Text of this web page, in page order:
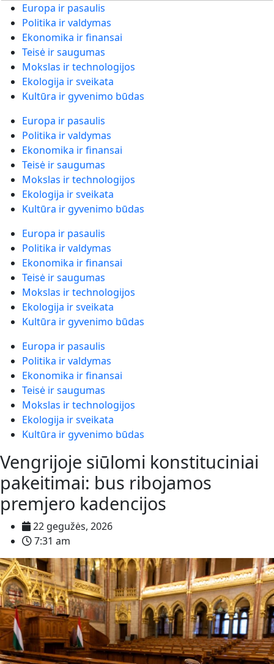
Europa ir pasaulis
Politika ir valdymas
Ekonomika ir finansai
Teisė ir saugumas
Mokslas ir technologijos
Ekologija ir sveikata
Kultūra ir gyvenimo būdas
Europa ir pasaulis
Politika ir valdymas
Ekonomika ir finansai
Teisė ir saugumas
Mokslas ir technologijos
Ekologija ir sveikata
Kultūra ir gyvenimo būdas
Europa ir pasaulis
Politika ir valdymas
Ekonomika ir finansai
Teisė ir saugumas
Mokslas ir technologijos
Ekologija ir sveikata
Kultūra ir gyvenimo būdas
Europa ir pasaulis
Politika ir valdymas
Ekonomika ir finansai
Teisė ir saugumas
Mokslas ir technologijos
Ekologija ir sveikata
Kultūra ir gyvenimo būdas
Vengrijoje siūlomi konstituciniai
pakeitimai: bus ribojamos
premjero kadencijos
22 gegužės, 2026
7:31 am